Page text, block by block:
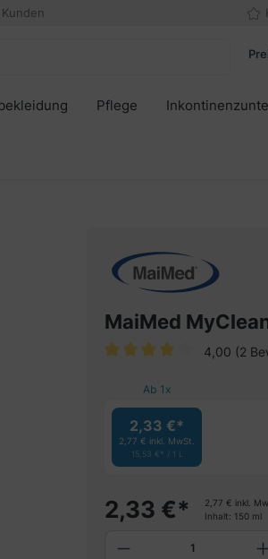
Pflege
MaiMed
4,00 (2
Ab 1 x
2,33 €*
2,77 € inkl. MwSt.
15,53 €* / 1 L
2,33 €* 2,77 € inkl.
Inhalt: 150 ml
Produkt